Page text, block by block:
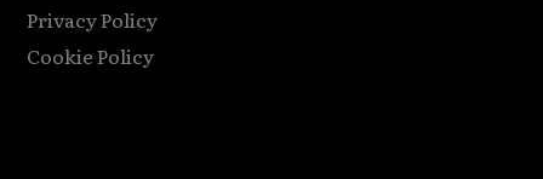
Privacy Policy
Cookie Policy